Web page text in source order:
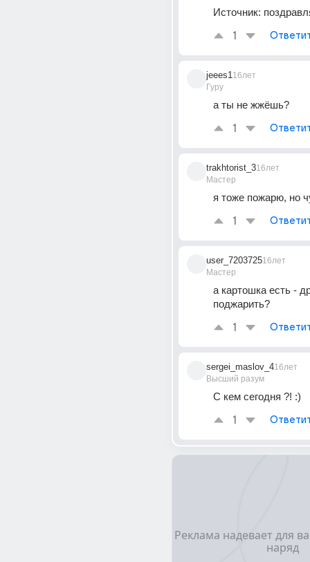
Источник:
1
jeees1
Гуру
16лет
а ты не жжёшь?
1
trakhtorist_3
Мастер
16лет
я тоже пожарю, но
1
user_7203725
Мастер
16лет
а картошка есть -
поджарить?
1
sergei_maslov_4
Высший разум
16лет
С кем сегодня ?! :)
1